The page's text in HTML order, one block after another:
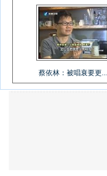
蔡依林：被唱衰要更...